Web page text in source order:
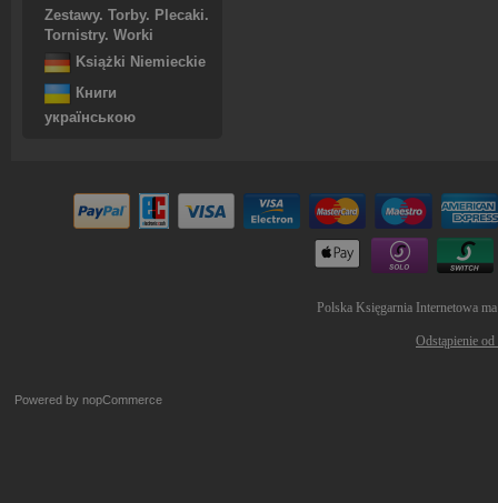
Zestawy. Torby. Plecaki.
Tornistry. Worki
Książki Niemieckie
Книги
українською
Polska Księgarnia Internetowa
Odstąpienie
Powered by nopCommerce